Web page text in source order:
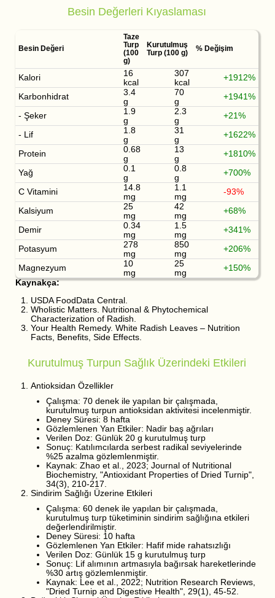
Besin Değerleri Kıyaslaması
Besin Değeri
Taze
Turp
(100
g)
Kurutulmuş
Turp (100 g)
% Değişim
Kalori
16
kcal
307
kcal
+1912%
Karbonhidrat
3.4
g
70
g
+1941%
- Şeker
1.9
g
2.3
g
+21%
- Lif
1.8
g
31
g
+1622%
Protein
0.68
g
13
g
+1810%
Yağ
0.1
g
0.8
g
+700%
C Vitamini
14.8
mg
1.1
mg
-93%
Kalsiyum
25
mg
42
mg
+68%
Demir
0.34
mg
1.5
mg
+341%
Potasyum
278
mg
850
mg
+206%
Magnezyum
10
mg
25
mg
+150%
Kaynakça:
USDA FoodData Central.
Wholistic Matters. Nutritional & Phytochemical
Characterization of Radish.
Your Health Remedy. White Radish Leaves – Nutrition
Facts, Benefits, Side Effects.
Kurutulmuş Turpun Sağlık Üzerindeki Etkileri
Antioksidan Özellikler
Çalışma: 70 denek ile yapılan bir çalışmada,
kurutulmuş turpun antioksidan aktivitesi incelenmiştir.
Deney Süresi: 8 hafta
Gözlemlenen Yan Etkiler: Nadir baş ağrıları
Verilen Doz: Günlük 20 g kurutulmuş turp
Sonuç: Katılımcılarda serbest radikal seviyelerinde
%25 azalma gözlemlenmiştir.
Kaynak: Zhao et al., 2023; Journal of Nutritional
Biochemistry, "Antioxidant Properties of Dried Turnip",
34(3), 210-217.
Sindirim Sağlığı Üzerine Etkileri
Çalışma: 60 denek ile yapılan bir çalışmada,
kurutulmuş turp tüketiminin sindirim sağlığına etkileri
değerlendirilmiştir.
Deney Süresi: 10 hafta
Gözlemlenen Yan Etkiler: Hafif mide rahatsızlığı
Verilen Doz: Günlük 15 g kurutulmuş turp
Sonuç: Lif alımının artmasıyla bağırsak hareketlerinde
%30 artış gözlemlenmiştir.
Kaynak: Lee et al., 2022; Nutrition Research Reviews,
"Dried Turnip and Digestive Health", 29(1), 45-52.